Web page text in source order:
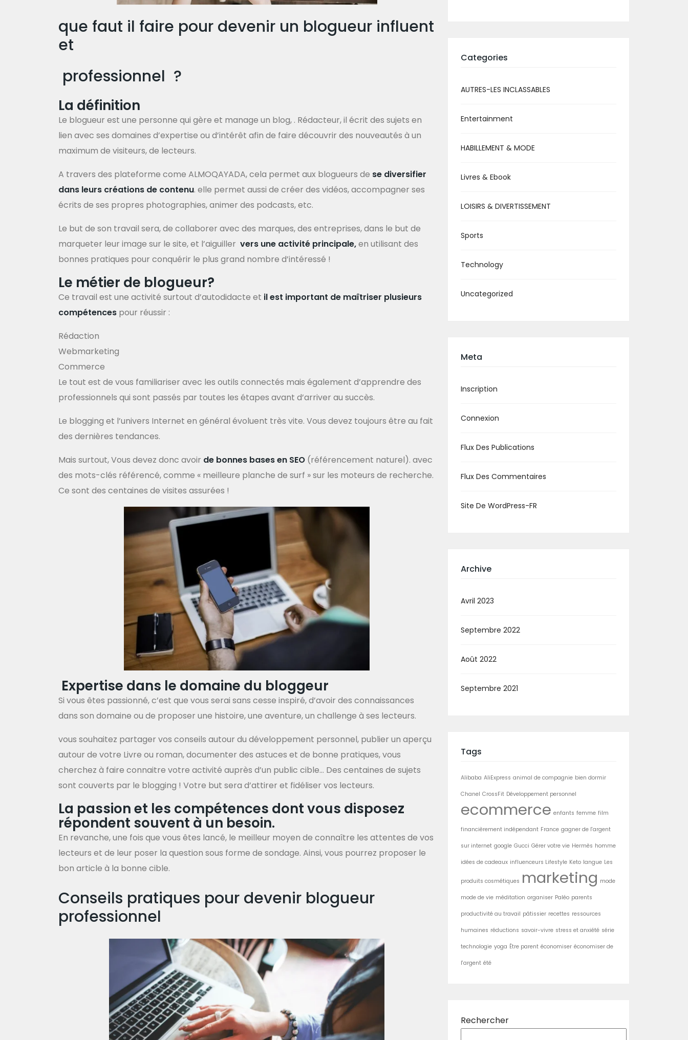
que faut il faire pour devenir un blogueur influent
et
professionnel ?
La définition
Le blogueur est une personne qui gère et manage un blog, . Rédacteur, il écrit des sujets en
lien avec ses domaines d’expertise ou d’intérêt afin de faire découvrir des nouveautés à un
maximum de visiteurs, de lecteurs.
A travers des plateforme come ALMOQAYADA, cela permet aux blogueurs de se diversifier
dans leurs créations de contenu. elle permet aussi de créer des vidéos, accompagner ses
écrits de ses propres photographies, animer des podcasts, etc.
Le but de son travail sera, de collaborer avec des marques, des entreprises, dans le but de
marqueter leur image sur le site, et l’aiguiller vers une activité principale,en utilisant des
bonnes pratiques pour conquérir le plus grand nombre d’intéressé !
Le métier de blogueur?
Ce travail est une activité surtout d’autodidacte et il est important de maîtriser plusieurs
compétences pour réussir :
Rédaction
Webmarketing
Commerce
Le tout est de vous familiariser avec les outils connectés mais également d’apprendre des
professionnels qui sont passés par toutes les étapes avant d’arriver au succès.
Le blogging et l’univers Internet en général évoluent très vite. Vous devez toujours être au fait
des dernières tendances.
Mais surtout, Vous devez donc avoir de bonnes bases en SEO (référencement naturel). avec
des mots-clés référencé, comme « meilleure planche de surf » sur les moteurs de recherche.
Ce sont des centaines de visites assurées !
Expertise dans le domaine du bloggeur
Si vous êtes passionné, c’est que vous serai sans cesse inspiré, d’avoir des connaissances
dans son domaine ou de proposer une histoire, une aventure, un challenge à ses lecteurs.
vous souhaitez partager vos conseils autour du développement personnel, publier un aperçu
autour de votre Livre ou roman, documenter des astuces et de bonne pratiques, vous
cherchez à faire connaitre votre activité auprès d’un public cible… Des centaines de sujets
sont couverts par le blogging ! Votre but sera d’attirer et fidéliser vos lecteurs.
La passion et les compétences dont vous disposez
répondent souvent à un besoin.
En revanche, une fois que vous êtes lancé, le meilleur moyen de connaître les attentes de vos
lecteurs et de leur poser la question sous forme de sondage. Ainsi, vous pourrez proposer le
bon article à la bonne cible.
Conseils pratiques pour devenir blogueur
professionnel
Categories
AUTRES-LES INCLASSABLES
Entertainment
HABILLEMENT & MODE
Livres & Ebook
LOISIRS & DIVERTISSEMENT
Sports
Technology
Uncategorized
Meta
Inscription
Connexion
Flux Des Publications
Flux Des Commentaires
Site De WordPress-FR
Archive
Avril 2023
Septembre 2022
Août 2022
Septembre 2021
Tags
Alibaba AliExpress animal de compagnie bien dormir
Chanel CrossFit Développement personnel
ecommerce enfants femme film
financièrement indépendant France gagner de l'argent
sur internet google Gucci Gérer votre vie Hermès homme
idées de cadeaux influenceurs Lifestyle Keto langue Les
produits cosmétiques marketing mode
mode de vie méditation organiser Paléo parents
productivité au travail pâtissier recettes ressources
humaines réductions savoir-vivre stress et anxiété série
technologie yoga Être parent économiser économiser de
l'argent été
Rechercher